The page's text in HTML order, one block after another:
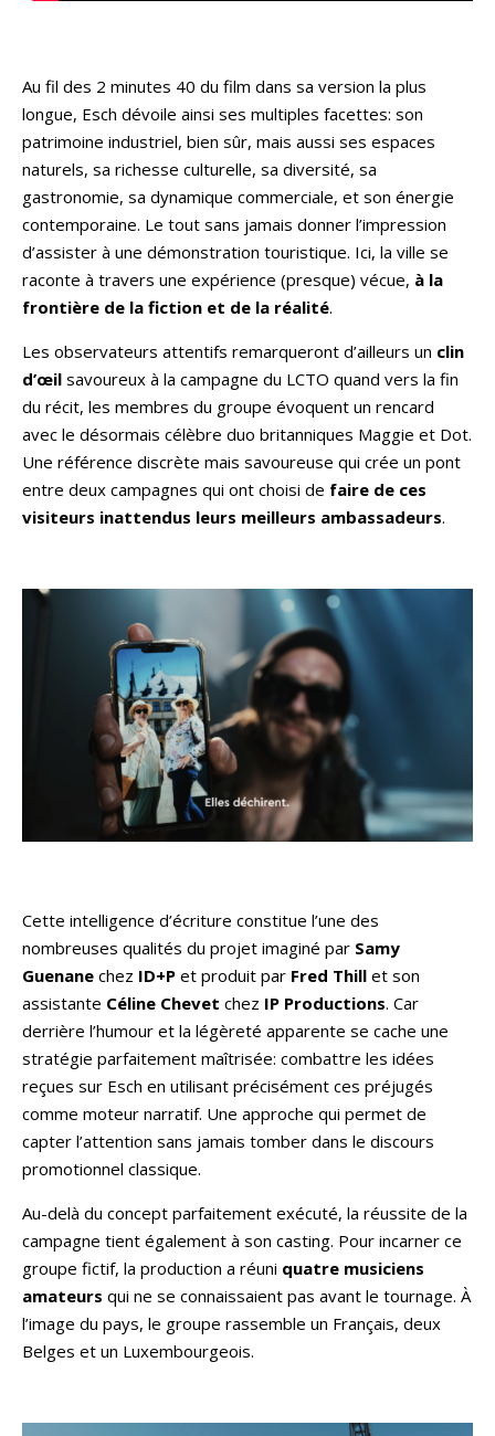
Au fil des 2 minutes 40 du film dans sa version la plus
longue, Esch dévoile ainsi ses multiples facettes: son
patrimoine industriel, bien sûr, mais aussi ses espaces
naturels, sa richesse culturelle, sa diversité, sa
gastronomie, sa dynamique commerciale, et son énergie
contemporaine. Le tout sans jamais donner l’impression
d’assister à une démonstration touristique. Ici, la ville se
raconte à travers une expérience (presque) vécue, à la
frontière de la fiction et de la réalité.
Les observateurs attentifs remarqueront d’ailleurs un clin
d’œil savoureux à la campagne du LCTO quand vers la fin
du récit, les membres du groupe évoquent un rencard
avec le désormais célèbre duo britanniques Maggie et Dot.
Une référence discrète mais savoureuse qui crée un pont
entre deux campagnes qui ont choisi de faire de ces
visiteurs inattendus leurs meilleurs ambassadeurs.
Cette intelligence d’écriture constitue l’une des
nombreuses qualités du projet imaginé par Samy
Guenane chez ID+P et produit par Fred Thill et son
assistante Céline Chevet chez IP Productions. Car
derrière l’humour et la légèreté apparente se cache une
stratégie parfaitement maîtrisée: combattre les idées
reçues sur Esch en utilisant précisément ces préjugés
comme moteur narratif. Une approche qui permet de
capter l’attention sans jamais tomber dans le discours
promotionnel classique.
Au-delà du concept parfaitement exécuté, la réussite de la
campagne tient également à son casting. Pour incarner ce
groupe fictif, la production a réuni quatre musiciens
amateurs qui ne se connaissaient pas avant le tournage. À
l’image du pays, le groupe rassemble un Français, deux
Belges et un Luxembourgeois.